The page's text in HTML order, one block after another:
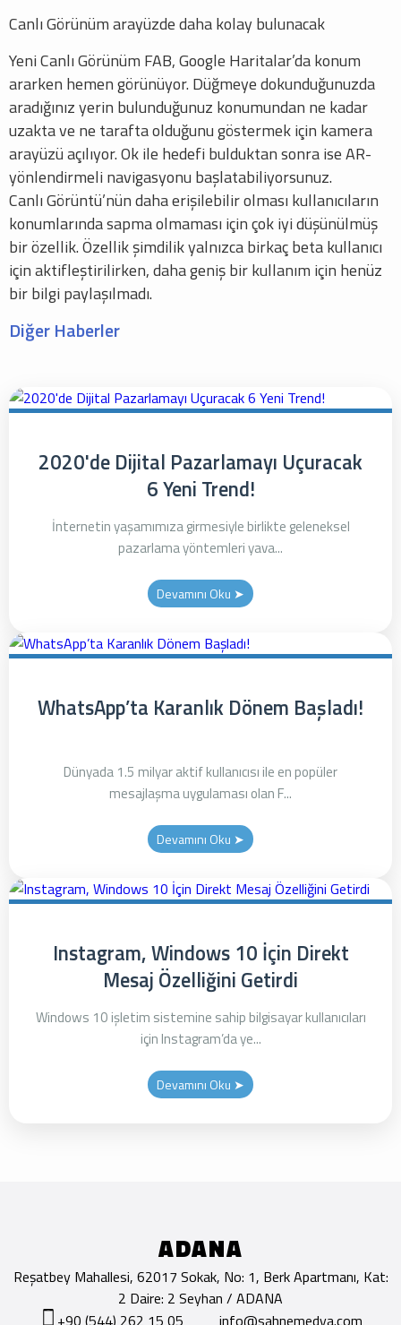
Canlı Görünüm arayüzde daha kolay bulunacak
Yeni Canlı Görünüm FAB, Google Haritalar’da konum
ararken hemen görünüyor. Düğmeye dokunduğunuzda
aradığınız yerin bulunduğunuz konumundan ne kadar
uzakta ve ne tarafta olduğunu göstermek için kamera
arayüzü açılıyor. Ok ile hedefi bulduktan sonra ise AR-
yönlendirmeli navigasyonu başlatabiliyorsunuz.
Canlı Görüntü’nün daha erişilebilir olması kullanıcıların
konumlarında sapma olmaması için çok iyi düşünülmüş
bir özellik. Özellik şimdilik yalnızca birkaç beta kullanıcı
için aktifleştirilirken, daha geniş bir kullanım için henüz
bir bilgi paylaşılmadı.
Diğer Haberler
2020'de Dijital Pazarlamayı Uçuracak
6 Yeni Trend!
İnternetin yaşamımıza girmesiyle birlikte geleneksel
pazarlama yöntemleri yava...
Devamını Oku ➤
WhatsApp’ta Karanlık Dönem Başladı!
Dünyada 1.5 milyar aktif kullanıcısı ile en popüler
mesajlaşma uygulaması olan F...
Devamını Oku ➤
Instagram, Windows 10 İçin Direkt
Mesaj Özelliğini Getirdi
Windows 10 işletim sistemine sahip bilgisayar kullanıcıları
için Instagram’da ye...
Devamını Oku ➤
ADANA
Reşatbey Mahallesi, 62017 Sokak, No: 1, Berk Apartmanı, Kat:
2 Daire: 2 Seyhan / ADANA
+90 (544) 262 15 05
info@sahnemedya.com